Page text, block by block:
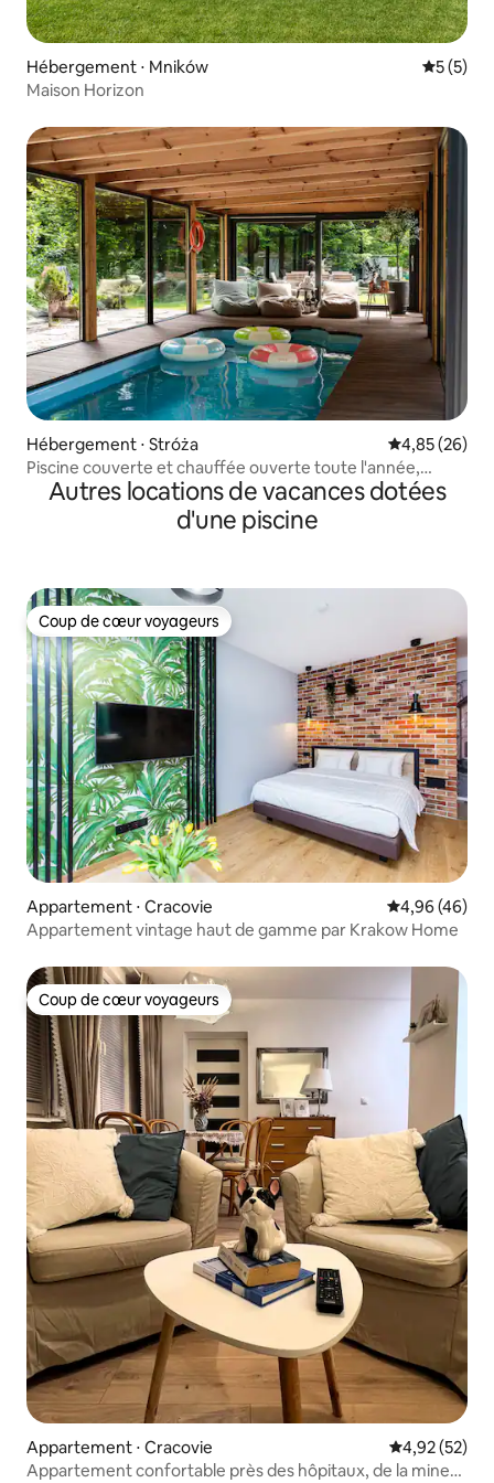
Hébergement ⋅ Mników
5 (5)
Maison Horizon
Hébergement ⋅ Stróża Évaluation
4,85 (26)
Piscine couverte et chauffée ouverte toute l'année,
jacuzzi.
Autres locations de vacances dotées
d'une piscine
Coup de cœur voyageurs
Coup de cœur voyageurs
Appartement ⋅ Cracovie Évaluation
4,96 (46)
Appartement vintage haut de gamme par Krakow Home
Coup de cœur voyageurs
Coup de cœur voyageurs
Appartement ⋅ Cracovie Évaluation
4,92 (52)
Appartement confortable près des hôpitaux, de la mine